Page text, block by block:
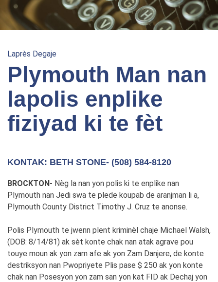
Laprès Degaje
Plymouth Man nan
lapolis enplike
fiziyad ki te fèt
KONTAK: BETH STONE- (508) 584-8120
BROCKTON- Nèg la nan yon polis ki te enplike nan
Plymouth nan Jedi swa te plede koupab de aranjman li a,
Plymouth County District Timothy J. Cruz te anonse.
Polis Plymouth te jwenn plent kriminèl chaje Michael Walsh,
(DOB: 8/14/81) ak sèt konte chak nan atak agrave pou
touye moun ak yon zam afe ak yon Zam Danjere, de konte
destriksyon nan Pwopriyete Plis pase $ 250 ak yon konte
chak nan Posesyon yon zam san yon kat FID ak Dechaj yon